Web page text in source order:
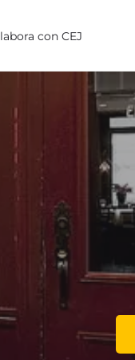
con CEJ